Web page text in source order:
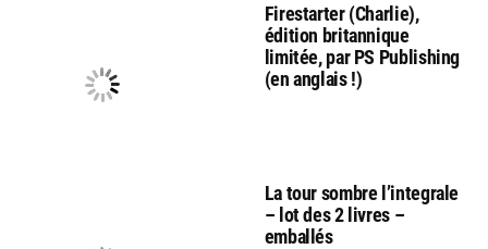
Firestarter (Charlie),
édition britannique
limitée, par PS Publishing
(en anglais !)
La tour sombre l’integrale
– lot des 2 livres –
emballés